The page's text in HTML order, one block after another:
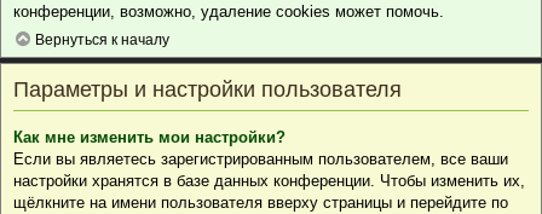
конференции, возможно, удаление cookies может помочь.
Вернуться к началу
Параметры и настройки пользователя
Как мне изменить мои настройки?
Если вы являетесь зарегистрированным пользователем, все ваши
настройки хранятся в базе данных конференции. Чтобы изменить их,
щёлкните на имени пользователя вверху страницы и перейдите по